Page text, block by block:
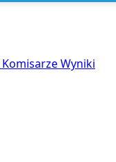
KomisarzeWyniki